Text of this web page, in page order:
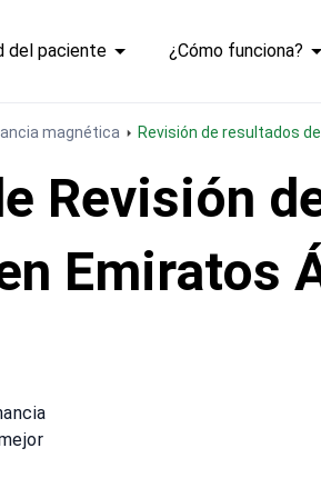
del paciente ¿Cómo funciona?
magnética Revisión de resultados
Revisión
Emiratos